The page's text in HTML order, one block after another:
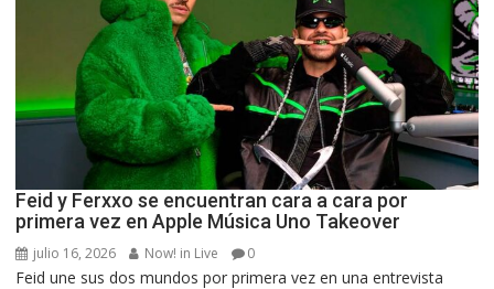
Feid y Ferxxo se encuentran cara a cara por
primera vez en Apple Música Uno Takeover
julio 16, 2026 Now! in Live 0
Feid une sus dos mundos por primera vez en una entrevista